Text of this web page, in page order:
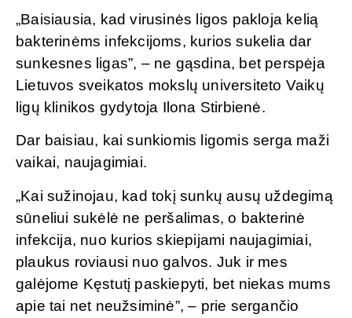
„Baisiausia, kad virusinės ligos pakloja kelią
bakterinėms infekcijoms, kurios sukelia dar
sunkesnes ligas”, – ne gąsdina, bet perspėja
Lietuvos sveikatos mokslų universiteto Vaikų
ligų klinikos gydytoja Ilona Stirbienė.
Dar baisiau, kai sunkiomis ligomis serga maži
vaikai, naujagimiai.
„Kai sužinojau, kad tokį sunkų ausų uždegimą
sūneliui sukėlė ne peršalimas, o bakterinė
infekcija, nuo kurios skiepijami naujagimiai,
plaukus roviausi nuo galvos. Juk ir mes
galėjome Kęstutį paskiepyti, bet niekas mums
apie tai net neužsiminė”, – prie sergančio